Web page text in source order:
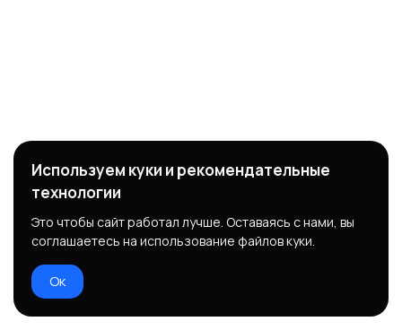
Используем куки и рекомендательные
технологии
Это чтобы сайт работал лучше. Оставаясь с нами, вы
соглашаетесь на использование файлов куки.
Ок